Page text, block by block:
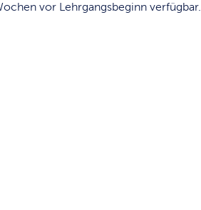
vor Lehrgangsbeginn verfügbar.